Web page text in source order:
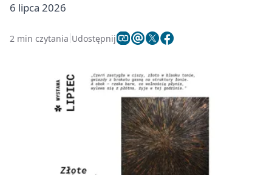
6 lipca 2026
2 min czytania Udostępnij